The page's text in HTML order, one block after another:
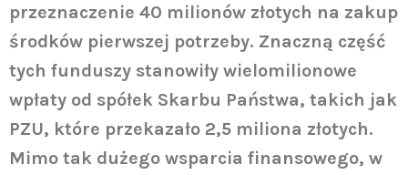
przeznaczenie 40 milionów złotych na zakup
środków pierwszej potrzeby. Znaczną część
tych funduszy stanowiły wielomilionowe
wpłaty od spółek Skarbu Państwa, takich jak
PZU, które przekazało 2,5 miliona złotych.
Mimo tak dużego wsparcia finansowego, w